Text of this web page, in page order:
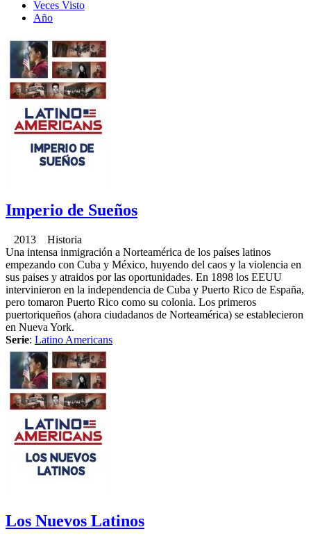
Veces Visto
Año
Imperio de Sueños
2013 Historia
Una intensa inmigración a Norteamérica de los países latinos
empezando con Cuba y México, huyendo del caos y la violencia en
sus paises y atraidos por las oportunidades. En 1898 los EEUU
intervinieron en la independencia de Cuba y Puerto Rico de España,
pero tomaron Puerto Rico como su colonia. Los primeros
puertoriqueños (ahora ciudadanos de Norteamérica) se establecieron
en Nueva York.
Serie: Latino Americans
Los Nuevos Latinos